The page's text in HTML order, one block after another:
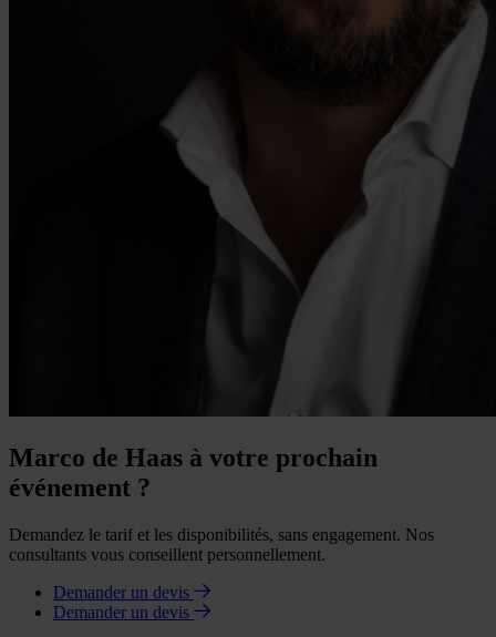
Marco de Haas à votre prochain
événement ?
Demandez le tarif et les disponibilités, sans engagement. Nos
consultants vous conseillent personnellement.
Demander un devis
Demander un devis